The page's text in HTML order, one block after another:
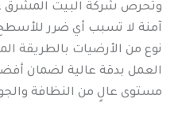
وتحرص شركة البيت المشرق
آمنة لا تسبب أي ضرر
نوع من الأرضيات بالطريقة
العمل بدقة عالية لضمان
مستوى عالٍ من النظافة